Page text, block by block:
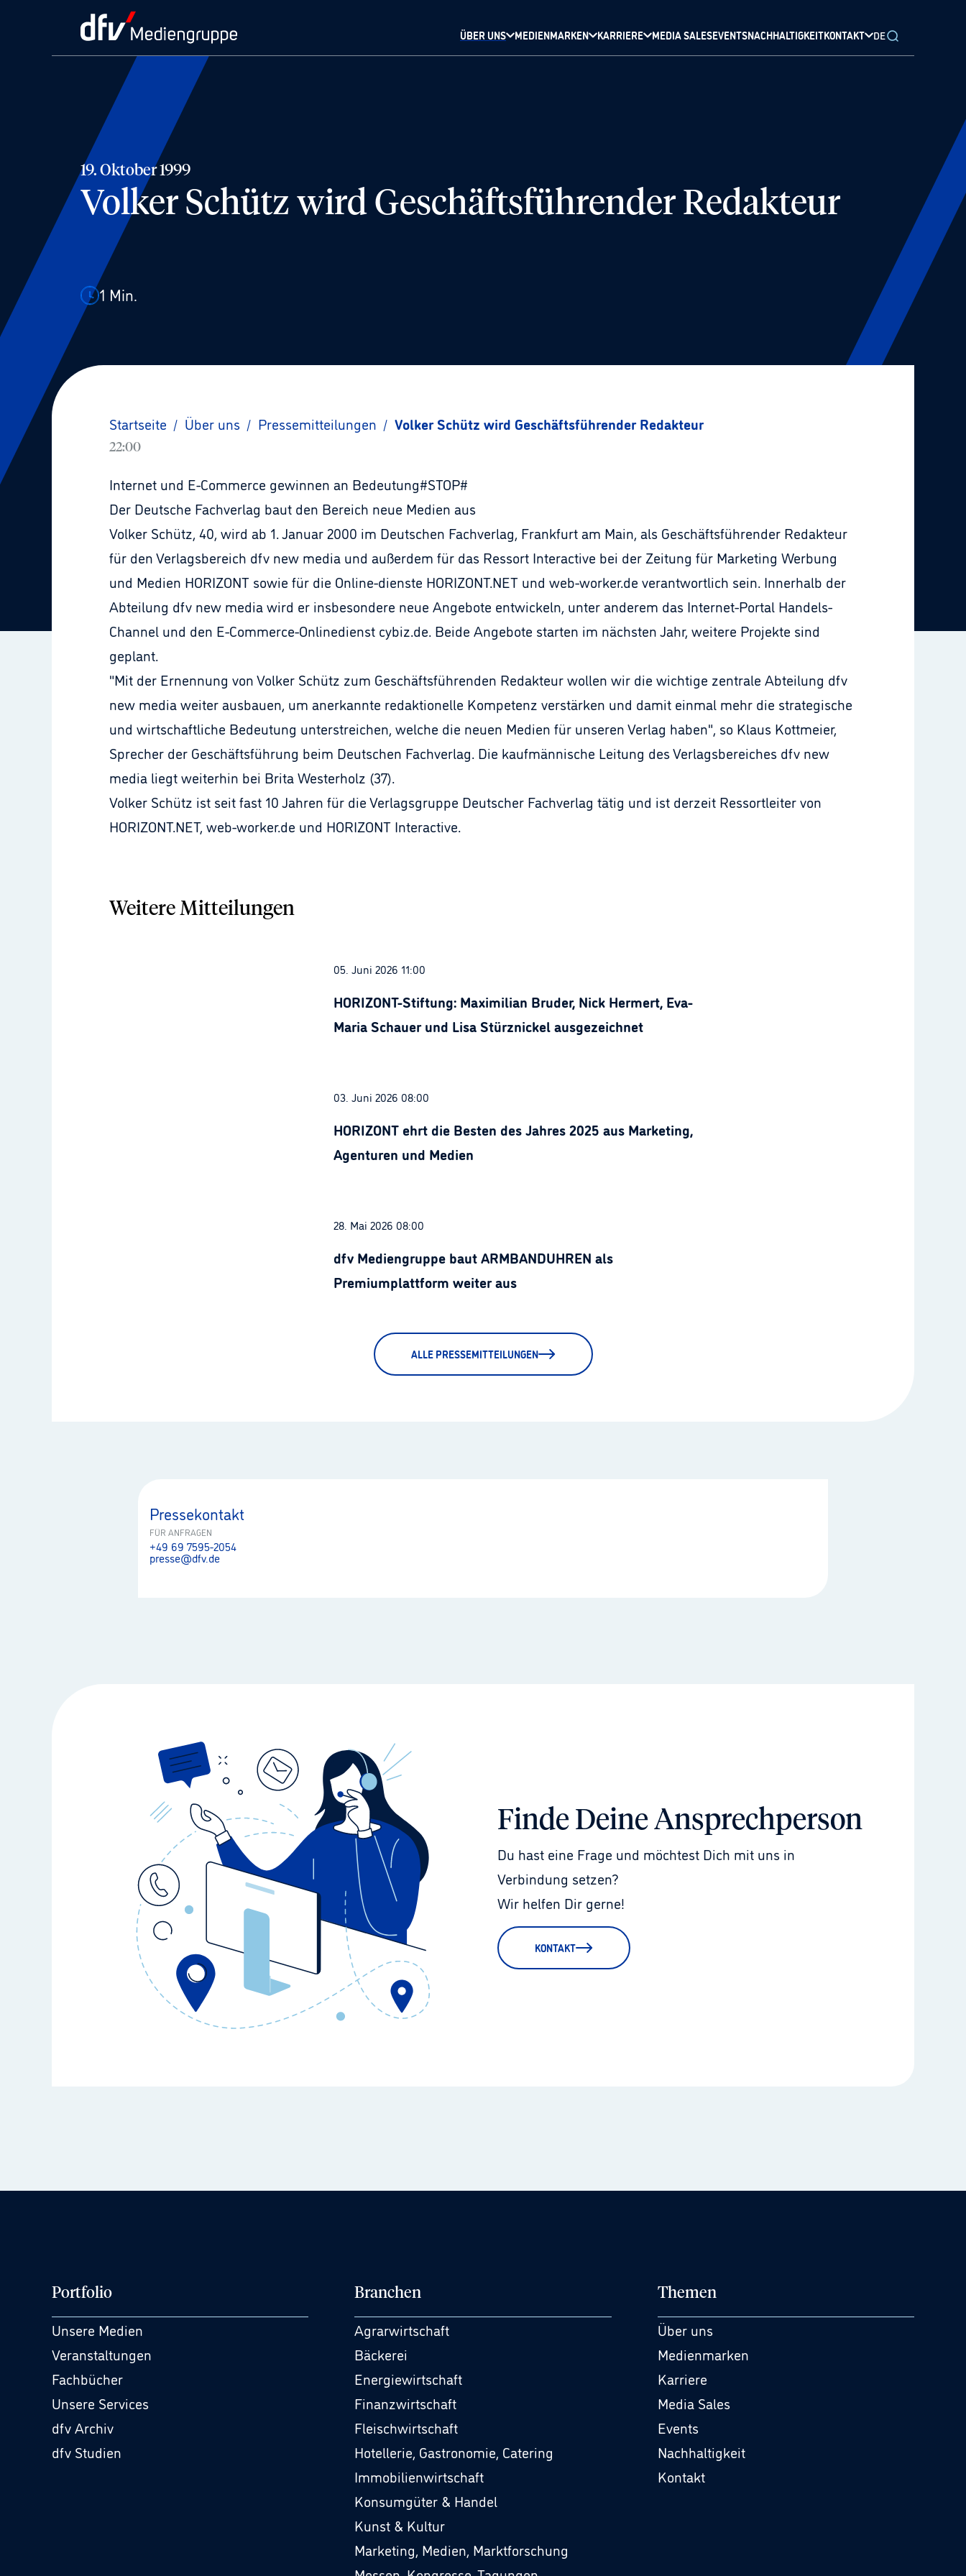
ÜBER UNS MEDIENMARKEN KARRIERE MEDIA SALESEVENTSNACHHALTIGKEITKONTAKT DE
19. Oktober 1999
Volker Schütz wird Geschäftsführender Redakteur
1 Min.
Startseite / Über uns / Pressemitteilungen / Volker Schütz wird Geschäftsführender Redakteur
22:00
Internet und E-Commerce gewinnen an Bedeutung#STOP#
Der Deutsche Fachverlag baut den Bereich neue Medien aus
Volker Schütz, 40, wird ab 1. Januar 2000 im Deutschen Fachverlag, Frankfurt am Main, als Geschäftsführender Redakteur
für den Verlagsbereich dfv new media und außerdem für das Ressort Interactive bei der Zeitung für Marketing Werbung
und Medien HORIZONT sowie für die Online-dienste HORIZONT.NET und web-worker.de verantwortlich sein. Innerhalb der
Abteilung dfv new media wird er insbesondere neue Angebote entwickeln, unter anderem das Internet-Portal Handels-
Channel und den E-Commerce-Onlinedienst cybiz.de. Beide Angebote starten im nächsten Jahr, weitere Projekte sind
geplant.
"Mit der Ernennung von Volker Schütz zum Geschäftsführenden Redakteur wollen wir die wichtige zentrale Abteilung dfv
new media weiter ausbauen, um anerkannte redaktionelle Kompetenz verstärken und damit einmal mehr die strategische
und wirtschaftliche Bedeutung unterstreichen, welche die neuen Medien für unseren Verlag haben", so Klaus Kottmeier,
Sprecher der Geschäftsführung beim Deutschen Fachverlag. Die kaufmännische Leitung des Verlagsbereiches dfv new
media liegt weiterhin bei Brita Westerholz (37).
Volker Schütz ist seit fast 10 Jahren für die Verlagsgruppe Deutscher Fachverlag tätig und ist derzeit Ressortleiter von
HORIZONT.NET, web-worker.de und HORIZONT Interactive.
Weitere Mitteilungen
05. Juni 2026 11:00
HORIZONT-Stiftung: Maximilian Bruder, Nick Hermert, Eva-
Maria Schauer und Lisa Stürznickel ausgezeichnet
03. Juni 2026 08:00
HORIZONT ehrt die Besten des Jahres 2025 aus Marketing,
Agenturen und Medien
28. Mai 2026 08:00
dfv Mediengruppe baut ARMBANDUHREN als
Premiumplattform weiter aus
ALLE PRESSEMITTEILUNGEN
Pressekontakt
FÜR ANFRAGEN
+49 69 7595-2054
presse@dfv.de
Finde Deine Ansprechperson
Du hast eine Frage und möchtest Dich mit uns in
Verbindung setzen?
Wir helfen Dir gerne!
KONTAKT
Portfolio
Unsere Medien
Veranstaltungen
Fachbücher
Unsere Services
dfv Archiv
dfv Studien
Branchen
Agrarwirtschaft
Bäckerei
Energiewirtschaft
Finanzwirtschaft
Fleischwirtschaft
Hotellerie, Gastronomie, Catering
Immobilienwirtschaft
Konsumgüter & Handel
Kunst & Kultur
Marketing, Medien, Marktforschung
Themen
Über uns
Medienmarken
Karriere
Media Sales
Events
Nachhaltigkeit
Kontakt